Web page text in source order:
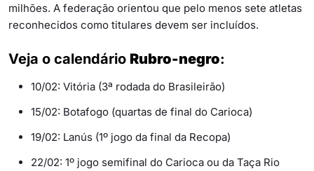
milhões. A federação orientou que pelo menos sete atletas
reconhecidos como titulares devem ser incluídos.
Veja o calendário Rubro-negro:
10/02: Vitória (3ª rodada do Brasileirão)
15/02: Botafogo (quartas de final do Carioca)
19/02: Lanús (1º jogo da final da Recopa)
22/02: 1º jogo semifinal do Carioca ou da Taça Rio